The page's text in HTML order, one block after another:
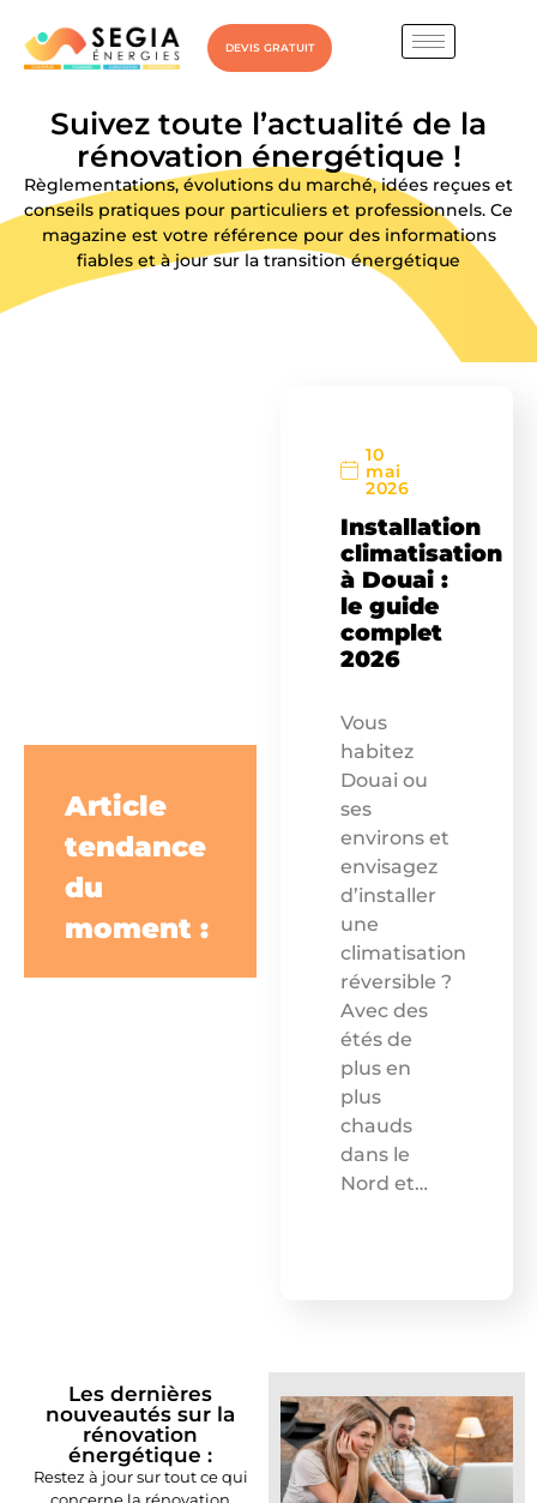
DEVIS GRATUIT
Suivez toute l’actualité de la
rénovation énergétique !
Règlementations, évolutions du marché, idées reçues et
conseils pratiques pour particuliers et professionnels. Ce
magazine est votre référence pour des informations
fiables et à jour sur la transition énergétique
Article
tendance
du
moment :
10
mai
2026
Installation
climatisation
à Douai :
le guide
complet
2026
Vous
habitez
Douai ou
ses
environs et
envisagez
d’installer
une
climatisation
réversible ?
Avec des
étés de
plus en
plus
chauds
dans le
Nord et…
Les dernières
nouveautés sur la
rénovation
énergétique :
Restez à jour sur tout ce qui